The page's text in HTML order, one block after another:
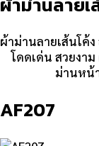
ผ้าม่านลายเส้นโค้
โดดเด่น สวยงา
ม่านหน้
AF207